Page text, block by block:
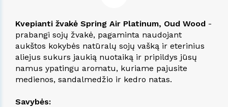
Kvepianti žvakė Spring Air Platinum, Oud Wood -
prabangi sojų žvakė, pagaminta naudojant
aukštos kokybės natūralų sojų vašką ir eterinius
aliejus sukurs jaukią nuotaiką ir pripildys jūsų
namus ypatingu aromatu, kuriame pajusite
medienos, sandalmedžio ir kedro natas.
Savybės: